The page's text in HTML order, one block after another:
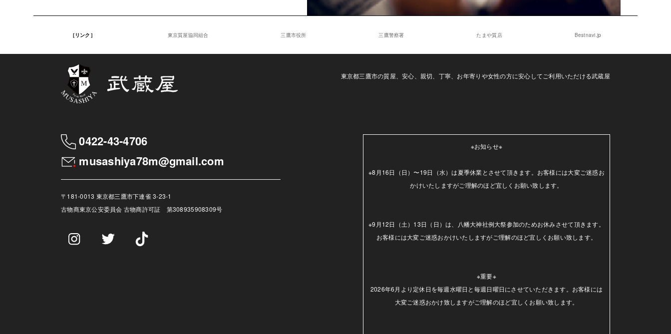
［リンク］ 東京質屋協同組合 三鷹市役所 三鷹警察署 たまや質店 Bestnavi.jp
東京都三鷹市の質屋、安心、親切、丁寧、お年寄りや女性の方に安心してご利用いただける武蔵屋
0422-43-4706
musashiya78m@gmail.com
〒181-0013 東京都三鷹市下連雀 3-23-1
古物商東京公安委員会 古物商許可証 第308935908309号
※お知らせ※
※8月16日（日）〜19日（水）は夏季休業とさせて頂きます。お客様には大変ご迷惑お
かけいたしますがご理解のほど宜しくお願い致します。
※9月12日（土）13日（日）は、八幡大神社例大祭参加のためお休みさせて頂きます。
お客様には大変ご迷惑おかけいたしますがご理解のほど宜しくお願い致します。
※重要※
2026年6月より定休日を毎週水曜日と毎週日曜日にさせていただきます。お客様には
大変ご迷惑おかけ致しますがご理解のほど宜しくお願い致します。